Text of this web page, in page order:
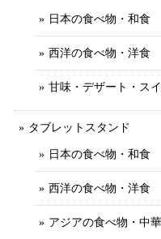
日本の食べ物・和食
西洋の食べ物・洋食
甘味・デザート・ス
タブレットスタンド
日本の食べ物・和食
西洋の食べ物・洋食
アジアの食べ物・中華